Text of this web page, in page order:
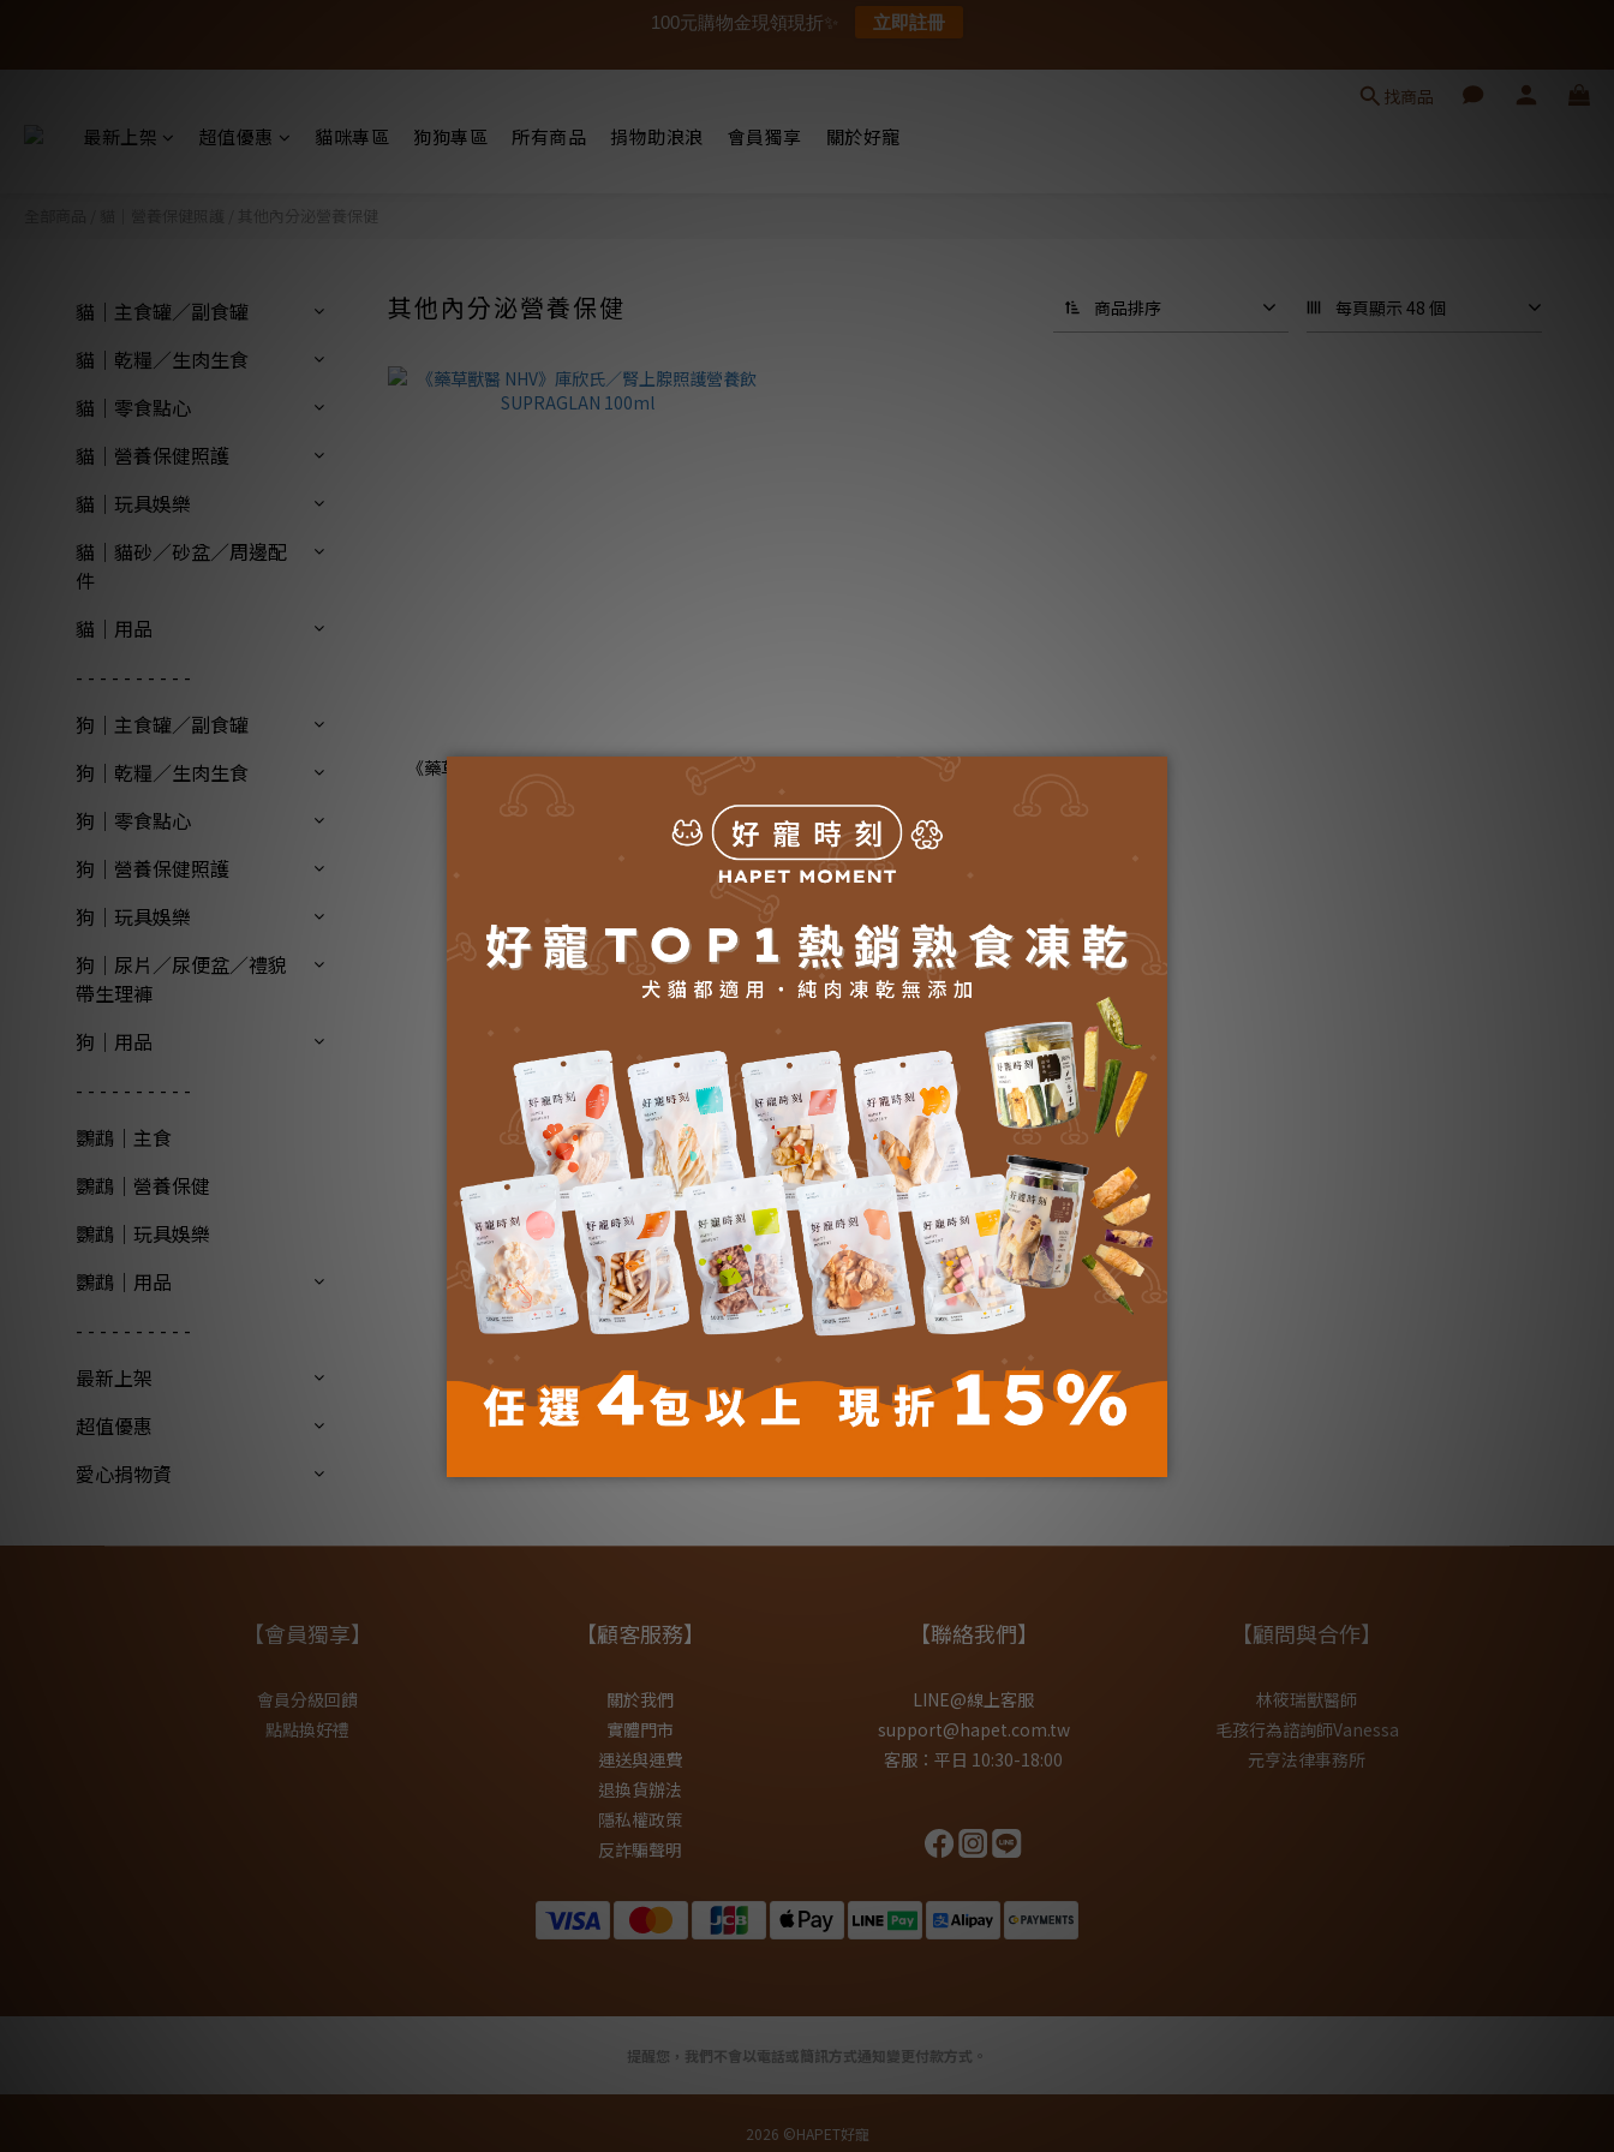
找商品
最新上架 超值優惠 貓咪專區 狗狗專區 所有商品 捐物助浪浪 會員獨享 關於好寵
其他內分泌營養保健
貓｜主食罐／副食罐
貓｜乾糧／生肉生食
貓｜零食點心
貓｜營養保健照護
貓｜玩具娛樂
貓｜貓砂／砂盆／周邊配
件
貓｜用品
- - - - - - - - - -
狗｜主食罐／副食罐
狗｜乾糧／生肉生食
狗｜零食點心
狗｜營養保健照護
狗｜玩具娛樂
狗｜尿片／尿便盆／禮貌
帶生理褲
狗｜用品
- - - - - - - - - -
鸚鵡｜主食
鸚鵡｜營養保健
鸚鵡｜玩具娛樂
鸚鵡｜用品
- - - - - - - - - -
最新上架
超值優惠
愛心捐物資
其他內分泌營養保健 商品排序 每頁顯示 48 個
《藥草獸醫 NHV》庫欣氏／腎上腺照護營養飲
SUPRAGLAN 100ml
NT$2,230
【會員獨享】
會員分級回饋
點點換好禮
【顧客服務】
關於我們
實體門市
運送與運費
退換貨辦法
隱私權政策
反詐騙聲明
【聯絡我們】
LINE@線上客服
support@hapet.com.tw
客服：平日 10:30-18:00
【顧問與合作】
林筱瑞獸醫師
毛孩行為諮詢師Vanessa
元亨法律事務所
提醒您，我們不會以電話或簡訊方式通知變更付款方式。
2026 ©HAPET好寵
100元購物金現領現折✨ 立即註冊